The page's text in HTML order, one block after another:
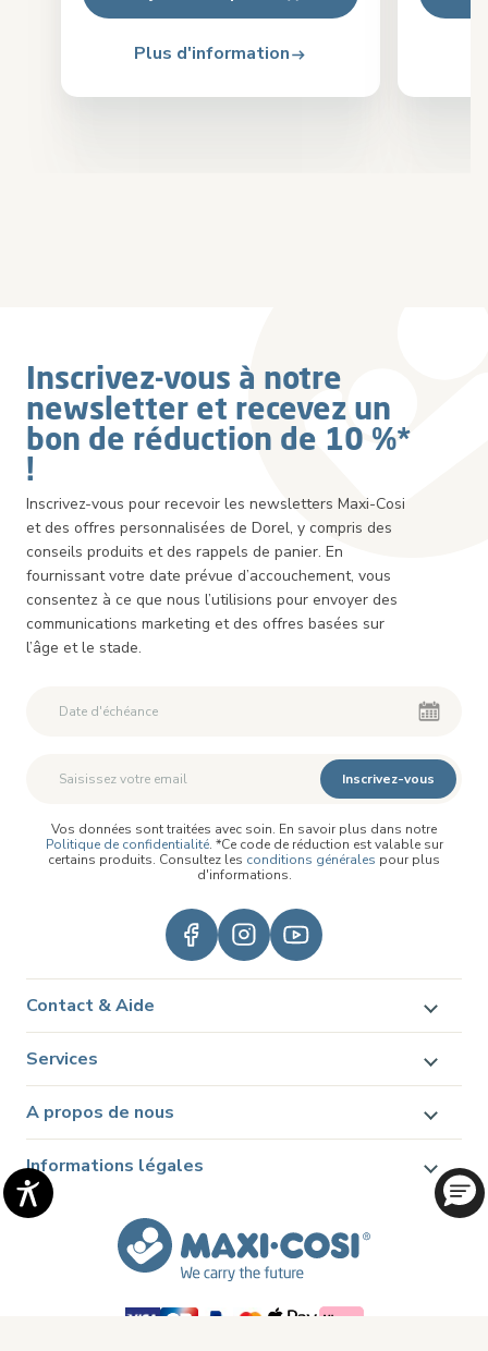
Plus d'information
Inscrivez-vous à notre
newsletter et recevez un
bon de réduction de 10 %*
!
Inscrivez-vous pour recevoir les newsletters Maxi-Cosi
et des offres personnalisées de Dorel, y compris des
conseils produits et des rappels de panier. En
fournissant votre date prévue d’accouchement, vous
consentez à ce que nous l’utilisions pour envoyer des
communications marketing et des offres basées sur
l’âge et le stade.
Deuxième Prénom
Inscrivez-vous
Vos données sont traitées avec soin. En savoir plus dans notre
Politique de confidentialité. *Ce code de réduction est valable sur
certains produits. Consultez les conditions générales pour plus
d'informations.
Contact & Aide
Services
A propos de nous
Informations légales